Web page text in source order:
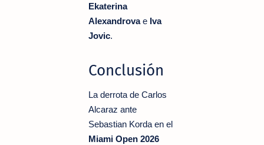
Ekaterina
Alexandrovae Iva
Jovic.
Conclusión
La derrota de Carlos
Alcaraz ante
Sebastian Korda en el
Miami Open 2026